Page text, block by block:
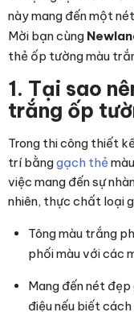
này mang đến một
Mời bạn cùng
thẻ ốp tường màu
1. Tại sao
trắng ốp
Trong thi công thiết
trí bằnggạch thẻ
việc mang đến sự
nhiên, thực chất loại
Tông màu trắng
phối màu với các
Mang đến nét
điệu nếu biết